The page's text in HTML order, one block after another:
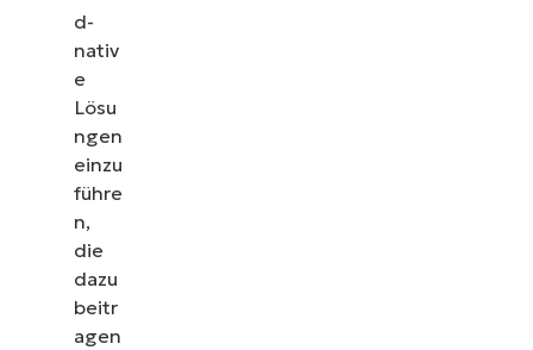
d-
nativ
e
Lösu
ngen
einzu
führe
n,
die
dazu
beitr
agen
Endpunkt-Management, Patching, MDM,